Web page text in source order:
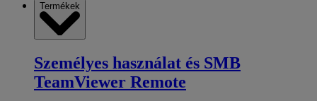
Termékek
Személyes használat és SMB
TeamViewer Remote